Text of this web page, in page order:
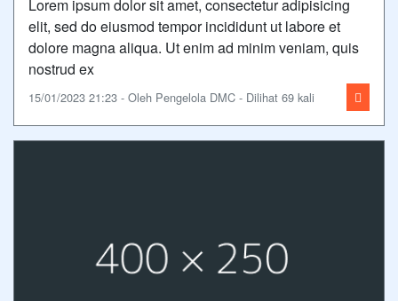
Lorem ipsum dolor sit amet, consectetur adipisicing
elit, sed do eiusmod tempor incididunt ut labore et
dolore magna aliqua. Ut enim ad minim veniam, quis
nostrud ex
15/01/2023 21:23 - Oleh Pengelola DMC - Dilihat 69 kali